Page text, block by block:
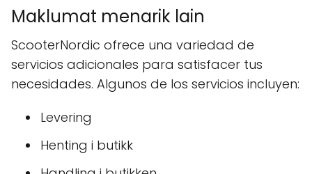
Maklumat menarik lain
ScooterNordic ofrece una variedad de
servicios adicionales para satisfacer tus
necesidades. Algunos de los servicios incluyen:
Levering
Henting i butikk